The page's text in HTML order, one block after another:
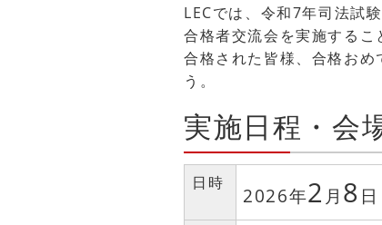
LECでは、令和7年司法試
合格者交流会を実施するこ
合格された皆様、合格お
う。
実施日程・会
日時
2026年2 月 8